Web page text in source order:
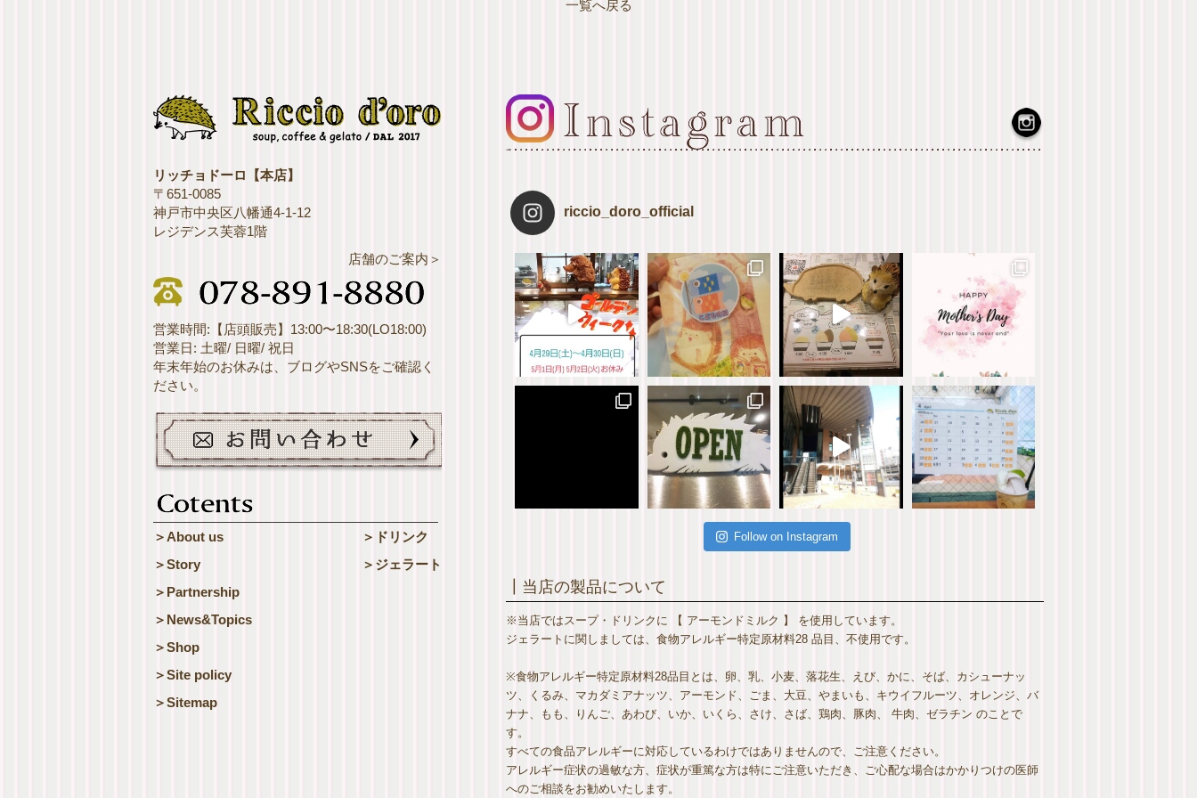
一覧へ戻る
リッチョドーロ【本店】
〒651-0085
神戸市中央区八幡通4-1-12
レジデンス芙蓉1階
店舗のご案内＞
営業時間:【店頭販売】13:00〜18:30(LO18:00)
営業日: 土曜/ 日曜/ 祝日
年末年始のお休みは、ブログやSNSをご確認く
ださい。
＞About us
＞Story
＞Partnership
＞News&Topics
＞Shop
＞Site policy
＞Sitemap
＞ドリンク
＞ジェラート
riccio_doro_official
Follow on Instagram
┃当店の製品について
※当店ではスープ・ドリンクに 【 アーモンドミルク 】 を使用しています。
ジェラートに関しましては、食物アレルギー特定原材料28 品目、不使用です。
※食物アレルギー特定原材料28品目とは、卵、乳、小麦、落花生、えび、かに、そば、カシューナッ
ツ、くるみ、マカダミアナッツ、アーモンド、ごま、大豆、やまいも、キウイフルーツ、オレンジ、バ
ナナ、もも、りんご、あわび、いか、いくら、さけ、さば、鶏肉、豚肉、 牛肉、ゼラチン のことで
す。
すべての食品アレルギーに対応しているわけではありませんので、ご注意ください。
アレルギー症状の過敏な方、症状が重篤な方は特にご注意いただき、ご心配な場合はかかりつけの医師
へのご相談をお勧めいたします。